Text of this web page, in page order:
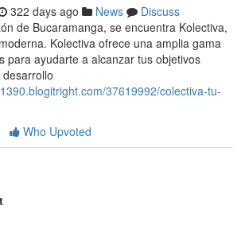
322 days ago News
Discuss
de Bucaramanga, se encuentra Kolectiva,
Kolectiva ofrece una amplia gama
para ayudarte a alcanzar tus objetivos
37619992/colectiva-tu-
Who Upvoted